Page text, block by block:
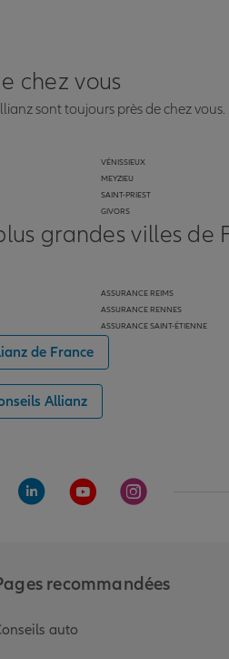
chez vous
sont toujours près de chez vous.
VÉNISSIEUX
MEYZIEU
SAINT-PRIEST
GIVORS
grandes villes de
ASSURANCE REIMS
ASSURANCE RENNES
ASSURANCE SAINT-ÉTIENNE
de France
Allianz
Facebook de Allianz
sur la page Twitter de Allianz
Aller sur la page Linkedin de
Aller sur la page
Aller sur la
recommandées
auto